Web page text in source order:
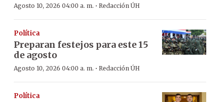
Agosto 10, 2026 04:00 a. m. · Redacción ÚH
Política
Preparan festejos para este 15
de agosto
Agosto 10, 2026 04:00 a. m. · Redacción ÚH
Política